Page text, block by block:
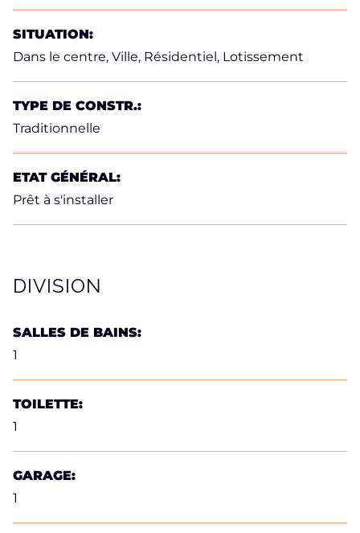
SITUATION:
Dans le centre, Ville, Résidentiel, Lotissement
TYPE DE CONSTR.:
Traditionnelle
ETAT GÉNÉRAL:
Prêt à s'installer
DIVISION
SALLES DE BAINS:
1
TOILETTE:
1
GARAGE:
1